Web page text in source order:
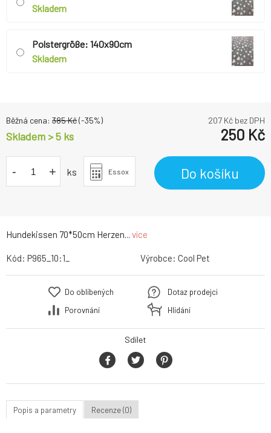
Hundekissen 70*50cm Herzen... více
Skladem
Polstergröße: 140x90cm
Skladem
Běžná cena: 385Kč(-35%) 207 Kč bez DPH
Skladem > 5 ks 250 Kč
- + ks Essox Do košíku
Kód: P965_10:1_ Výrobce: Cool Pet
Do oblíbených
Porovnání
Dotaz prodejci
Hlídání
Sdílet
Popis a parametry Recenze (0)